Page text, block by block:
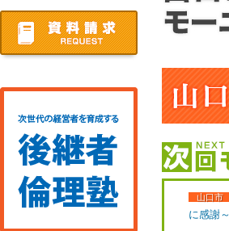
山口市
に感謝